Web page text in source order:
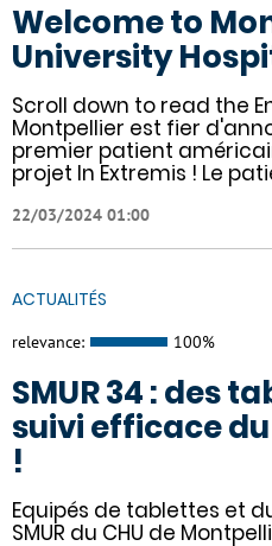
Welcome to
University
Scroll down to read the
Montpellier est fier
premier patient
projet In Extremis ! Le
22/03/2024 01:00
ACTUALITÉS
relevance: 100%
SMUR 34 : des
suivi efficace
!
​​Equipés de tablettes et
SMUR du CHU de